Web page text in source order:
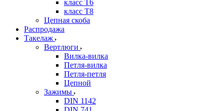
класс Т6
класс Т8
Цепная скоба
Распродажа
Такелаж
Вертлюги
Вилка-вилка
Петля-вилка
Петля-петля
Цепной
Зажимы
DIN 1142